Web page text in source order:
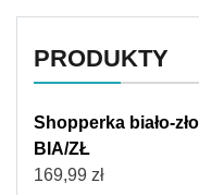
PRODUKTY
Shopperka biało-
BIA/ZŁ
169,99 zł